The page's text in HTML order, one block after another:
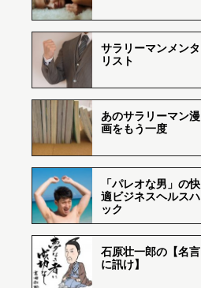
サラリーマンメンタ
リスト
あのサラリーマン漫
画をもう一度
「パレオな男」の快
適ビジネスヘルスハ
ック
石原壮一郎の【名言
に訊け】